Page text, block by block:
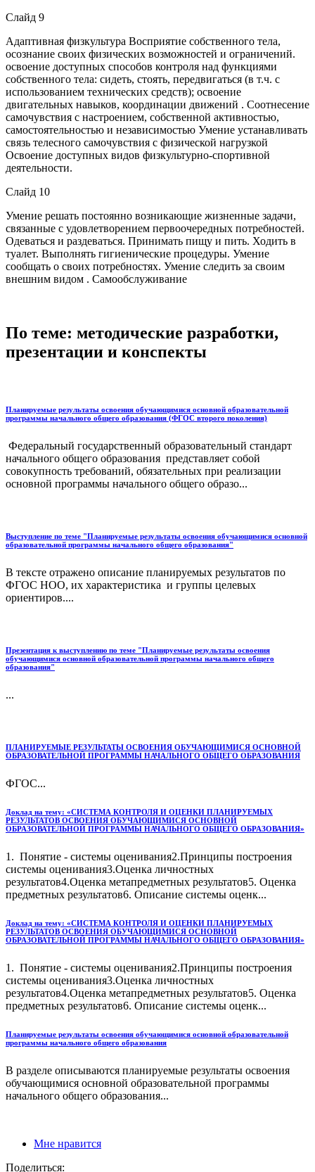
Слайд 9
Адаптивная физкультура Восприятие собственного тела,
осознание своих физических возможностей и ограничений.
освоение доступных способов контроля над функциями
собственного тела: сидеть, стоять, передвигаться (в т.ч. с
использованием технических средств); освоение
двигательных навыков, координации движений . Соотнесение
самочувствия с настроением, собственной активностью,
самостоятельностью и независимостью Умение устанавливать
связь телесного самочувствия с физической нагрузкой
Освоение доступных видов физкультурно-спортивной
деятельности.
Слайд 10
Умение решать постоянно возникающие жизненные задачи,
связанные с удовлетворением первоочередных потребностей.
Одеваться и раздеваться. Принимать пищу и пить. Ходить в
туалет. Выполнять гигиенические процедуры. Умение
сообщать о своих потребностях. Умение следить за своим
внешним видом . Самообслуживание
По теме: методические разработки,
презентации и конспекты
Планируемые результаты освоения обучающимися основной образовательной
программы начального общего образования (ФГОС второго поколения)
Федеральный государственный образовательный стандарт
начального общего образования представляет собой
совокупность требований, обязательных при реализации
основной программы начального общего образо...
Выступление по теме "Планируемые результаты освоения обучающимися основной
образовательной программы начального общего образования"
В тексте отражено описание планируемых результатов по
ФГОС НОО, их характеристика и группы целевых
ориентиров....
Презентация к выступлению по теме "Планируемые результаты освоения
обучающимися основной образовательной программы начального общего
образования"
...
ПЛАНИРУЕМЫЕ РЕЗУЛЬТАТЫ ОСВОЕНИЯ ОБУЧАЮЩИМИСЯ ОСНОВНОЙ
ОБРАЗОВАТЕЛЬНОЙ ПРОГРАММЫ НАЧАЛЬНОГО ОБЩЕГО ОБРАЗОВАНИЯ
ФГОС...
Доклад на тему: «СИСТЕМА КОНТРОЛЯ И ОЦЕНКИ ПЛАНИРУЕМЫХ
РЕЗУЛЬТАТОВ ОСВОЕНИЯ ОБУЧАЮЩИМИСЯ ОСНОВНОЙ
ОБРАЗОВАТЕЛЬНОЙ ПРОГРАММЫ НАЧАЛЬНОГО ОБЩЕГО ОБРАЗОВАНИЯ»
1. Понятие - системы оценивания2.Принципы построения
системы оценивания3.Оценка личностных
результатов4.Оценка метапредметных результатов5. Оценка
предметных результатов6. Описание системы оценк...
Доклад на тему: «СИСТЕМА КОНТРОЛЯ И ОЦЕНКИ ПЛАНИРУЕМЫХ
РЕЗУЛЬТАТОВ ОСВОЕНИЯ ОБУЧАЮЩИМИСЯ ОСНОВНОЙ
ОБРАЗОВАТЕЛЬНОЙ ПРОГРАММЫ НАЧАЛЬНОГО ОБЩЕГО ОБРАЗОВАНИЯ»
1. Понятие - системы оценивания2.Принципы построения
системы оценивания3.Оценка личностных
результатов4.Оценка метапредметных результатов5. Оценка
предметных результатов6. Описание системы оценк...
Планируемые результаты освоения обучающимися основной образовательной
программы начального общего образования
В разделе описываются планируемые результаты освоения
обучающимися основной образовательной программы
начального общего образования...
Мне нравится
Поделиться: